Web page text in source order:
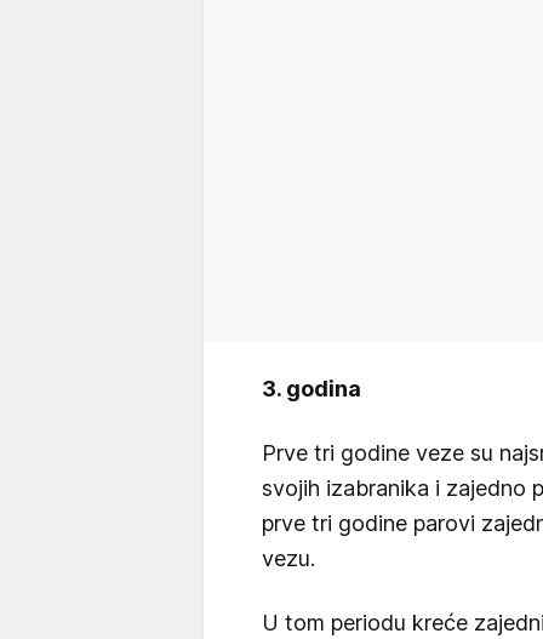
3. godina
Prve tri godine veze su
svojih izabranika i zajedno
prve tri godine parovi
vezu.
U tom periodu kreće